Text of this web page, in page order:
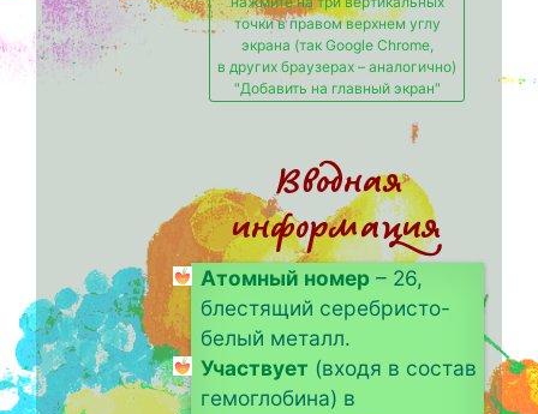
точки в правом верхнем углу
экрана (так Google Chrome,
в других браузерах – аналогично)
"Добавить на главный экран"
Вводная
информация
Атомный номер – 26,
блестящий серебристо-
белый металл.
Участвует (входя в состав
гемоглобина) в